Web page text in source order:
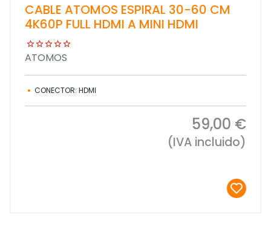
CABLE ATOMOS ESPIRAL 30-60 CM
4K60P FULL HDMI A MINI HDMI
ATOMOS
CONECTOR: HDMI
59,00 €
(IVA incluido)